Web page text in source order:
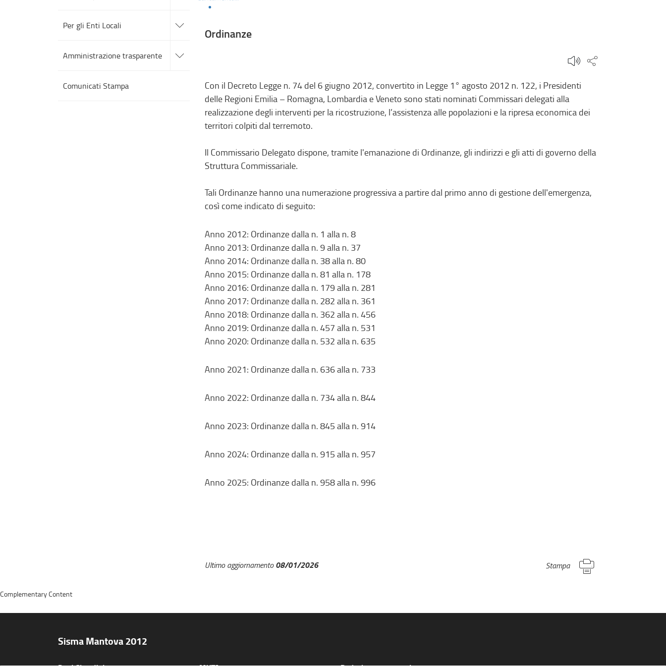
Per gli Enti Locali
alle
sotto
Amministrazione trasparente
alle
sotto
Comunicati Stampa
Ordinanze
Condividi
Con il Decreto Legge n. 74 del 6 giugno 2012, convertito in Legge 1° agosto 2012 n. 122, i Presidenti
delle Regioni Emilia – Romagna, Lombardia e Veneto sono stati nominati Commissari delegati alla
realizzazione degli interventi per la ricostruzione, l’assistenza alle popolazioni e la ripresa economica dei
territori colpiti dal terremoto.
Il Commissario Delegato dispone, tramite l'emanazione di Ordinanze, gli indirizzi e gli atti di governo della
Struttura Commissariale.
Tali Ordinanze hanno una numerazione progressiva a partire dal primo anno di gestione dell'emergenza,
così come indicato di seguito:
Anno 2012: Ordinanze dalla n. 1 alla n. 8
Anno 2013: Ordinanze dalla n. 9 alla n. 37
Anno 2014: Ordinanze dalla n. 38 alla n. 80
Anno 2015: Ordinanze dalla n. 81 alla n. 178
Anno 2016: Ordinanze dalla n. 179 alla n. 281
Anno 2017: Ordinanze dalla n. 282 alla n. 361
Anno 2018: Ordinanze dalla n. 362 alla n. 456
Anno 2019: Ordinanze dalla n. 457 alla n. 531
Anno 2020: Ordinanze dalla n. 532 alla n. 635
Anno 2021: Ordinanze dalla n. 636 alla n. 733
Anno 2022: Ordinanze dalla n. 734 alla n. 844
Anno 2023: Ordinanze dalla n. 845 alla n. 914
Anno 2024: Ordinanze dalla n. 915 alla n. 957
Anno 2025: Ordinanze dalla n. 958 alla n. 996
Ultimo aggiornamento08/01/2026 Stampa
Sisma Mantova 2012
Complementary Content